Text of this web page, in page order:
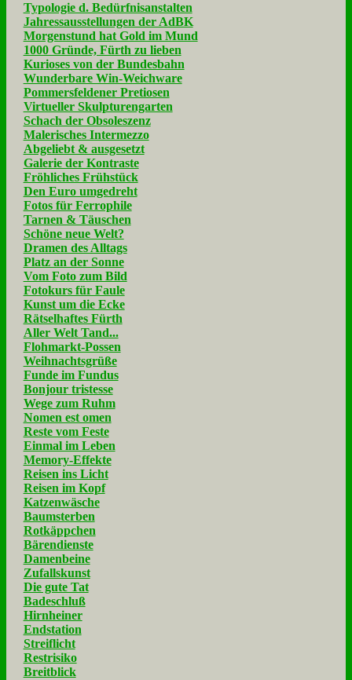
Typologie d. Bedürfnisanstalten
Jahressausstellungen der AdBK
Morgenstund hat Gold im Mund
1000 Gründe, Fürth zu lieben
Kurioses von der Bundesbahn
Wunderbare Win-Weichware
Pommersfeldener Pretiosen
Virtueller Skulpturengarten
Schach der Obsoleszenz
Malerisches Intermezzo
Abgeliebt & ausgesetzt
Galerie der Kontraste
Fröhliches Frühstück
Den Euro umgedreht
Fotos für Ferrophile
Tarnen & Täuschen
Schöne neue Welt?
Dramen des Alltags
Platz an der Sonne
Vom Foto zum Bild
Fotokurs für Faule
Kunst um die Ecke
Rätselhaftes Fürth
Aller Welt Tand...
Flohmarkt-Possen
Weihnachtsgrüße
Funde im Fundus
Bonjour tristesse
Wege zum Ruhm
Nomen est omen
Reste vom Feste
Einmal im Leben
Memory-Effekte
Reisen ins Licht
Reisen im Kopf
Katzenwäsche
Baumsterben
Rotkäppchen
Bärendienste
Damenbeine
Zufallskunst
Die gute Tat
Badeschluß
Hirnheiner
Endstation
Streiflicht
Restrisiko
Breitblick